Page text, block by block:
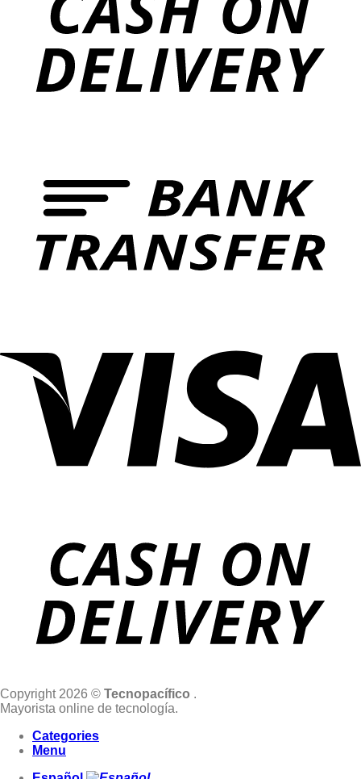
Copyright 2026 © Tecnopacífico .
Mayorista online de tecnología.
Categories
Menu